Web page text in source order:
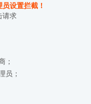
设置拦截！
请求
；
员；